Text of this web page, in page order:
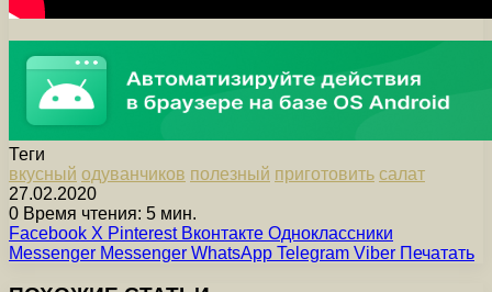
Теги
вкусный одуванчиков полезный приготовить салат
27.02.2020
0 Время чтения: 5 мин.
Facebook X Pinterest Вконтакте Одноклассники
Messenger Messenger WhatsApp Telegram Viber Печатать